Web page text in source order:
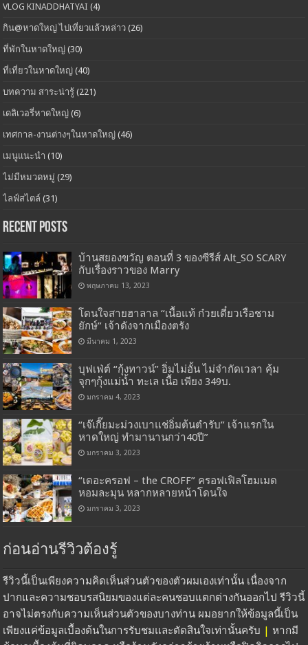
VLOG KINADDHATYAI (4)
กิน@หาดใหญ่ ไปเที่ยวแล้วหล่าว (26)
ที่พักในหาดใหญ่ (30)
ที่เที่ยวในหาดใหญ่ (40)
บทความ สาระน่ารู้ (221)
เดลิเวอรี่หาดใหญ่ (6)
เทศกาล-งานต่างๆในหาดใหญ่ (46)
เมนูแนะนำ (10)
ไม่มีหมวดหมู่ (29)
ไลฟ์สไตล์ (31)
Recent Posts
บ้านสยองขวัญ ตอนที่ 3 ของซีรีส์ Alt_SO SCARY
กับเรื่องราวของ Marry
พฤษภาคม 13, 2023
โดนใจสายฮาลาล “เนื้อแท้ ก๋วยเตี๋ยวเรือชาม
ยักษ์” เจ้าดังจากเมืองตรัง
มีนาคม 1, 2023
บุฟเฟ่ต์ “กุ้งทาวน์” อิ่มไม่อั้น ไม่จำกัดเวลา คุ้ม
จุกๆกุ้งแม่น้ำ ทะเล เนื้อ เพียง 349บ.
มกราคม 4, 2023
“เจ๊เกี๊ยมะม่วงเบาแช่อิ่มต้นตำรับ” เจ้าแรกใน
หาดใหญ่ ทำมานานกว่า40ปี”
มกราคม 3, 2023
“เดอะครอฟ – the CROFF” ครอฟเฟิลโฮมเมด
หอมละมุน หลากหลายหน้าโดนใจ
มกราคม 3, 2023
ก่อนอ่านรีวิวต้องรู้
รีวิวนี้เป็นเพียงความคิดเห็นส่วนตัวของตัวผมเองเท่านั้น เนื่องจาก
ปากและความชอบรสนิยมของแต่ละคนชอบแตกต่างกันออกไป รีวิวนี้
อาจไม่ตรงกับความเห็นส่วนตัวของบางท่าน ผมอยากให้ข้อมูลนี้เป็น
เพียงแค่ข้อมูลเบื้องต้นในการรับชมและตัดสินใจเท่านั้นครับ | หากมี